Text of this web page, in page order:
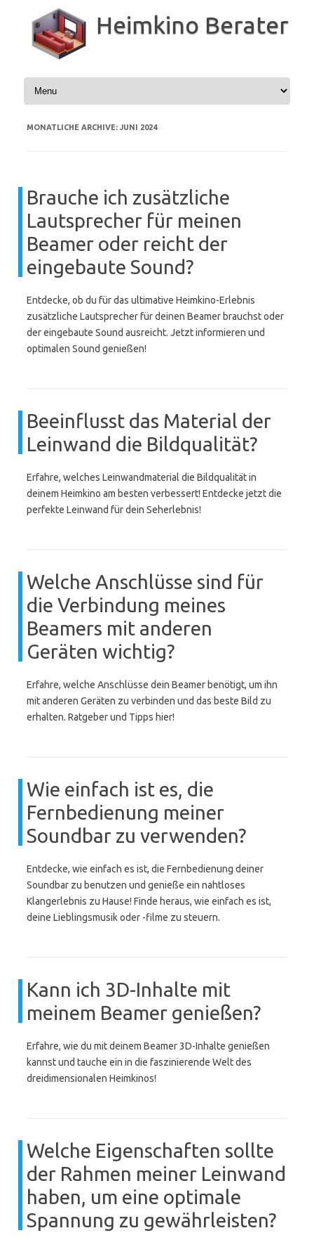
springen
Heimkino Berater
MONATLICHE ARCHIVE: JUNI 2024
Brauche ich zusätzliche
Lautsprecher für meinen
Beamer oder reicht der
eingebaute Sound?
Entdecke, ob du für das ultimative Heimkino-Erlebnis
zusätzliche Lautsprecher für deinen Beamer brauchst oder
der eingebaute Sound ausreicht. Jetzt informieren und
optimalen Sound genießen!
Beeinflusst das Material der
Leinwand die Bildqualität?
Erfahre, welches Leinwandmaterial die Bildqualität in
deinem Heimkino am besten verbessert! Entdecke jetzt die
perfekte Leinwand für dein Seherlebnis!
Welche Anschlüsse sind für
die Verbindung meines
Beamers mit anderen
Geräten wichtig?
Erfahre, welche Anschlüsse dein Beamer benötigt, um ihn
mit anderen Geräten zu verbinden und das beste Bild zu
erhalten. Ratgeber und Tipps hier!
Wie einfach ist es, die
Fernbedienung meiner
Soundbar zu verwenden?
Entdecke, wie einfach es ist, die Fernbedienung deiner
Soundbar zu benutzen und genieße ein nahtloses
Klangerlebnis zu Hause! Finde heraus, wie einfach es ist,
deine Lieblingsmusik oder -filme zu steuern.
Kann ich 3D-Inhalte mit
meinem Beamer genießen?
Erfahre, wie du mit deinem Beamer 3D-Inhalte genießen
kannst und tauche ein in die faszinierende Welt des
dreidimensionalen Heimkinos!
Welche Eigenschaften sollte
der Rahmen meiner Leinwand
haben, um eine optimale
Spannung zu gewährleisten?